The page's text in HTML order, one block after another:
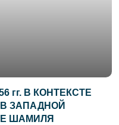
гг. В КОНТЕКСТЕ
ЗАПАДНОЙ
ШАМИЛЯ